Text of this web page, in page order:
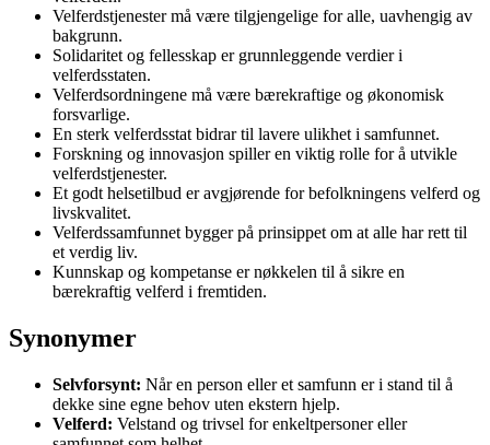
Velferdstjenester må være tilgjengelige for alle, uavhengig av
bakgrunn.
Solidaritet og fellesskap er grunnleggende verdier i
velferdsstaten.
Velferdsordningene må være bærekraftige og økonomisk
forsvarlige.
En sterk velferdsstat bidrar til lavere ulikhet i samfunnet.
Forskning og innovasjon spiller en viktig rolle for å utvikle
velferdstjenester.
Et godt helsetilbud er avgjørende for befolkningens velferd og
livskvalitet.
Velferdssamfunnet bygger på prinsippet om at alle har rett til
et verdig liv.
Kunnskap og kompetanse er nøkkelen til å sikre en
bærekraftig velferd i fremtiden.
Synonymer
Selvforsynt: Når en person eller et samfunn er i stand til å
dekke sine egne behov uten ekstern hjelp.
Velferd: Velstand og trivsel for enkeltpersoner eller